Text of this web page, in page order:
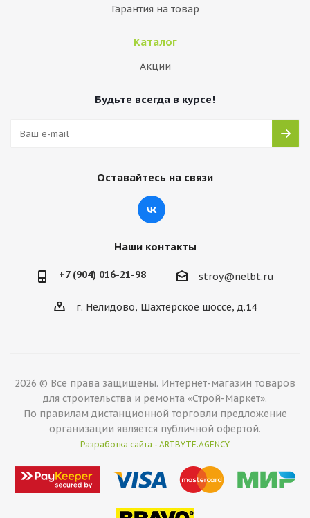
Гарантия на товар
Каталог
Акции
Будьте всегда в курсе!
Оставайтесь на связи
Наши контакты
+7 (904) 016-21-98 stroy@nelbt.ru
г. Нелидово, Шахтёрское шоссе, д.14
2026 © Все права защищены. Интернет-магазин товаров
для строительства и ремонта «Строй-Маркет».
По правилам дистанционной торговли предложение
организации является публичной офертой.
Разработка сайта - ARTBYTE.AGENCY